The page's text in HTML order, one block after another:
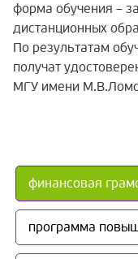
форма обучения –
дистанционных
По результатам
получат
МГУ имени
финансовая
программа